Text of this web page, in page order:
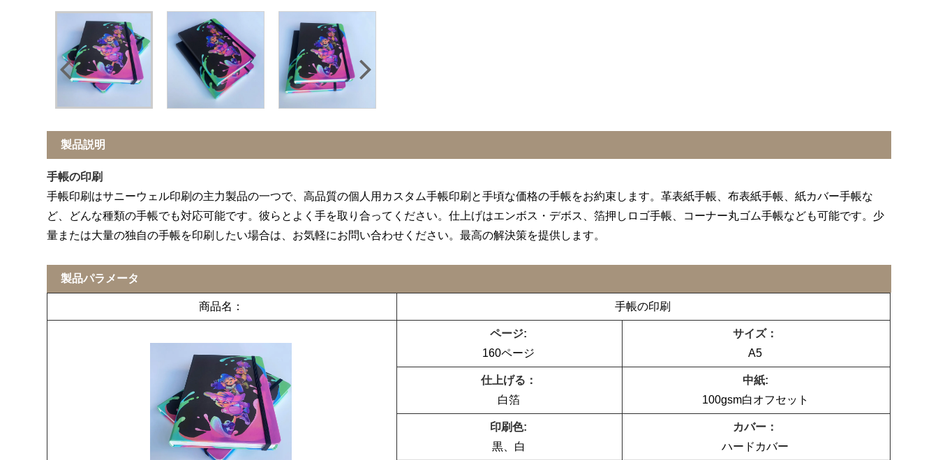
製品説明
手帳の印刷
手帳印刷はサニーウェル印刷の主力製品の一つで、高品質の個人用カスタム手帳印刷と手頃な価格の手帳をお約束します。革表紙手帳、布表紙手帳、紙カバー手帳な
ど、どんな種類の手帳でも対応可能です。彼らとよく手を取り合ってください。仕上げはエンボス・デボス、箔押しロゴ手帳、コーナー丸ゴム手帳なども可能です。少
量または大量の独自の手帳を印刷したい場合は、お気軽にお問い合わせください。最高の解決策を提供します。
製品パラメータ
商品名： 手帳の印刷
ページ:
160ページ
サイズ：
A5
仕上げる：
白箔
中紙:
100gsm白オフセット
印刷色:
黒、白
カバー：
ハードカバー